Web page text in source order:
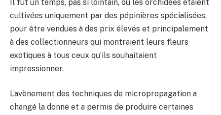
Il fut un temps, pas si lointain, où les orchidées étaient
cultivées uniquement par des pépinières spécialisées,
pour être vendues à des prix élevés et principalement
à des collectionneurs qui montraient leurs fleurs
exotiques à tous ceux qu’ils souhaitaient
impressionner.
L’avènement des techniques de micropropagation a
changé la donne et a permis de produire certaines